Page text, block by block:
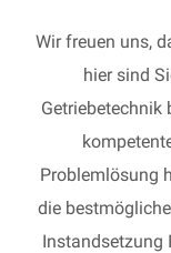
Wir freuen uns,
hier sind
Getriebetechnik
Problemlösung
die
Instandsetzung